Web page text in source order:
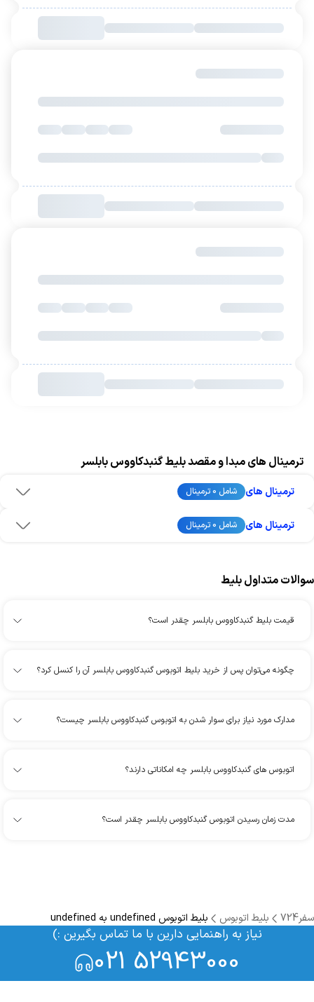
ترمینال های مبدا و مقصد بلیط گنبدکاووس بابلسر
ترمینال های شامل 0 ترمینال
ترمینال های شامل 0 ترمینال
سوالات متداول بلیط
قیمت بلیط گنبدکاووس بابلسر چقدر است؟
چگونه می‌توان پس از خرید بلیط اتوبوس گنبدکاووس بابلسر آن را کنسل کرد؟
مدارک مورد نیاز برای سوار شدن به اتوبوس گنبدکاووس بابلسر چیست؟
اتوبوس های گنبدکاووس بابلسر چه امکاناتی دارند؟
مدت زمان رسیدن اتوبوس گنبدکاووس بابلسر چقدر است؟
سفر724 بلیط اتوبوس بلیط اتوبوس undefined به undefined
نیاز به راهنمایی دارین با ما تماس بگیرین :)
021 52943000